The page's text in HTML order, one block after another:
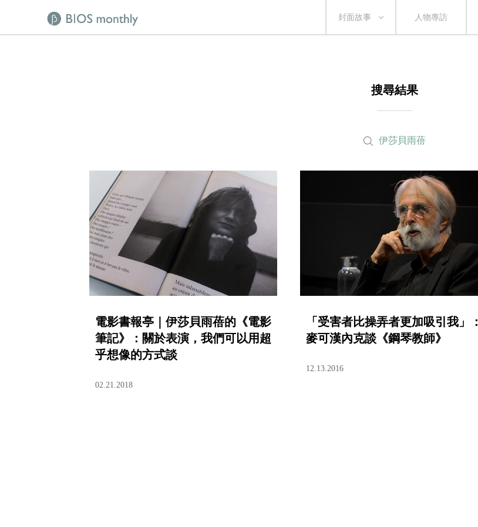
封面故事 人物專訪
搜尋結果
伊莎貝雨蓓
電影書報亭｜伊莎貝雨蓓的《電影
筆記》：關於表演，我們可以用超
乎想像的方式談
02.21.2018
「受害者比操弄者更加吸引我」：
麥可漢內克談《鋼琴教師》
12.13.2016